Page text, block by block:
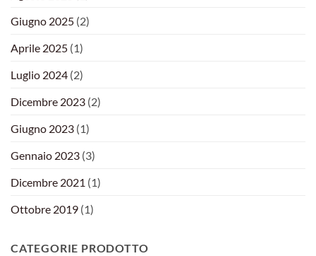
Giugno 2025 (2)
Aprile 2025 (1)
Luglio 2024 (2)
Dicembre 2023 (2)
Giugno 2023 (1)
Gennaio 2023 (3)
Dicembre 2021 (1)
Ottobre 2019 (1)
CATEGORIE PRODOTTO